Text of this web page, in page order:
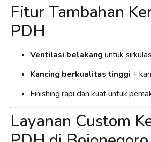
Fitur Tambahan
PDH
Ventilasi belakang untuk
Kancing berkualitas tinggi +
Finishing rapi dan kuat untuk
Layanan Custom